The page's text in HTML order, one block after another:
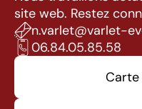
site web. Restez
moc.tneve-
85.58.50.48.60